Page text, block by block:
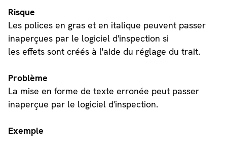
Risque
Les polices en gras et en italique peuvent passer
inaperçues par le logiciel d'inspection si
les effets sont créés à l'aide du réglage du trait.
Problème
La mise en forme de texte erronée peut passer
inaperçue par le logiciel d'inspection.
Exemple